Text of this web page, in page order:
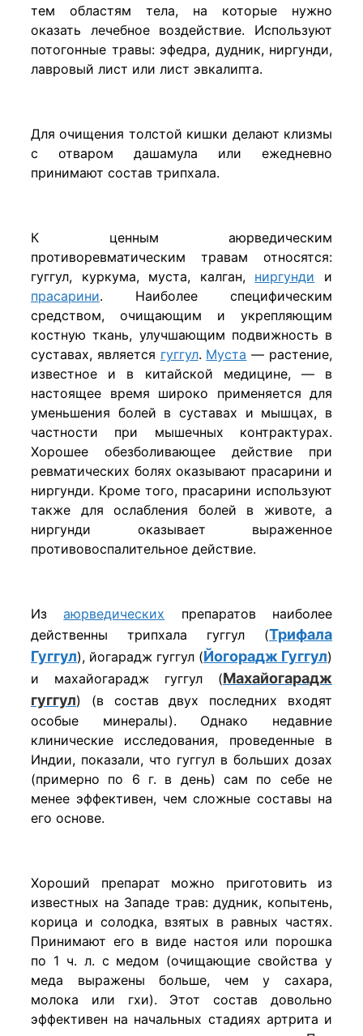
тем областям тела, на которые нужно
оказать лечебное воздействие. Используют
потогонные травы: эфедра, дудник, ниргунди,
лавровый лист или лист эвкалипта.
Для очищения толстой кишки делают клизмы
с отваром дашамула или ежедневно
принимают состав трипхала.
К ценным аюрведическим
противоревматическим травам относятся:
гуггул, куркума, муста, калган, ниргунди и
прасарини. Наиболее специфическим
средством, очищающим и укрепляющим
костную ткань, улучшающим подвижность в
суставах, является гуггул. Муста — растение,
известное и в китайской медицине, — в
настоящее время широко применяется для
уменьшения болей в суставах и мышцах, в
частности при мышечных контрактурах.
Хорошее обезболивающее действие при
ревматических болях оказывают прасарини и
ниргунди. Кроме того, прасарини используют
также для ослабления болей в животе, а
ниргунди оказывает выраженное
противовоспалительное действие.
Изаюрведических препаратов наиболее
действенны трипхала гуггул (Трифала
Гуггул), йогарадж гуггул (Йогорадж Гуггул)
и махайогарадж гуггул (Махайогарадж
гуггул) (в состав двух последних входят
особые минералы). Однако недавние
клинические исследования, проведенные в
Индии, показали, что гуггул в больших дозах
(примерно по 6 г. в день) сам по себе не
менее эффективен, чем сложные составы на
его основе.
Хороший препарат можно приготовить из
известных на Западе трав: дудник, копытень,
корица и солодка, взятых в равных частях.
Принимают его в виде настоя или порошка
по 1 ч. л. с медом (очищающие свойства у
меда выражены больше, чем у сахара,
молока или гхи). Этот состав довольно
эффективен на начальных стадиях артрита и